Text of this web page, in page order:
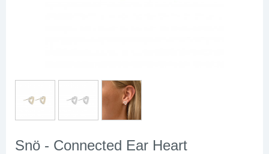
Snö - Connected Ear Heart